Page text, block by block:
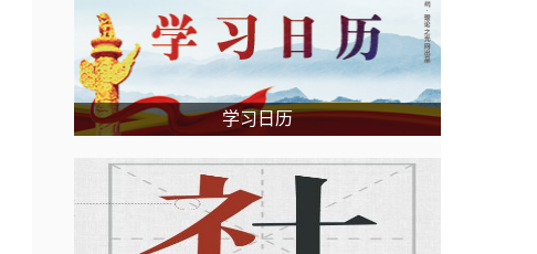
学习日历